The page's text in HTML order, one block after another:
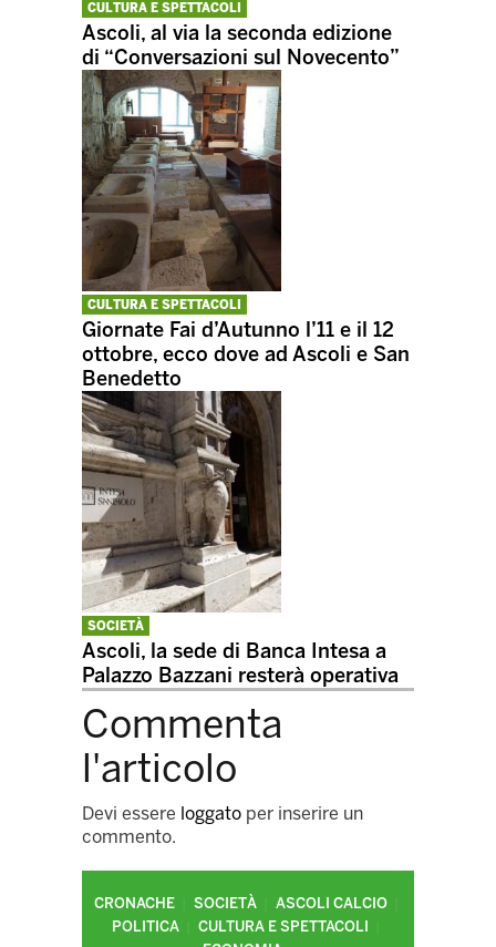
CULTURA E SPETTACOLI
Ascoli, al via la seconda edizione
di “Conversazioni sul Novecento”
CULTURA E SPETTACOLI
Giornate Fai d’Autunno l’11 e il 12
ottobre, ecco dove ad Ascoli e San
Benedetto
SOCIETÀ
Ascoli, la sede di Banca Intesa a
Palazzo Bazzani resterà operativa
Commenta
l'articolo
Devi essere loggato per inserire un
commento.
CRONACHE SOCIETÀ
ASCOLI CALCIO
POLITICA
CULTURA E SPETTACOLI